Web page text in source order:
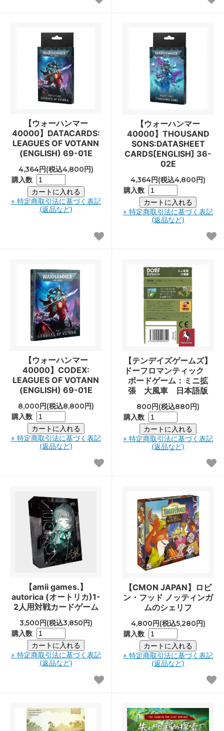
【ウォーハンマー
40000】DATACARDS:
LEAGUES OF VOTANN
(ENGLISH) 69-01E
4,364円(税込4,800円)
購入数
» 特定商取引法に基づく表記
(返品など)
【ウォーハンマー
40000】THOUSAND
SONS:DATASHEET
CARDS[ENGLISH] 36-
02E
4,364円(税込4,800円)
購入数
» 特定商取引法に基づく表記
(返品など)
【ウォーハンマー
40000】CODEX:
LEAGUES OF VOTANN
(ENGLISH) 69-01E
8,000円(税込8,800円)
購入数
» 特定商取引法に基づく表記
(返品など)
【テンデイズゲームズ】
ドーフロマンティック
ボードゲーム：ミニ拡
張 大風車 日本語版
800円(税込880円)
購入数
» 特定商取引法に基づく表記
(返品など)
【amii games.】
autorica (オートリカ)1-
2人用対戦カードゲーム
3,500円(税込3,850円)
購入数
» 特定商取引法に基づく表記
(返品など)
【CMON JAPAN】ロビ
ン・フッド ノッティンガ
ムのシェリフ
4,800円(税込5,280円)
購入数
» 特定商取引法に基づく表記
(返品など)